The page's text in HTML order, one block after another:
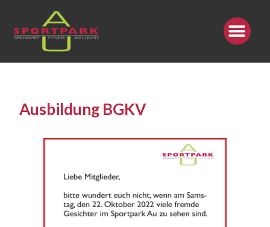
Ausbildung BGKV